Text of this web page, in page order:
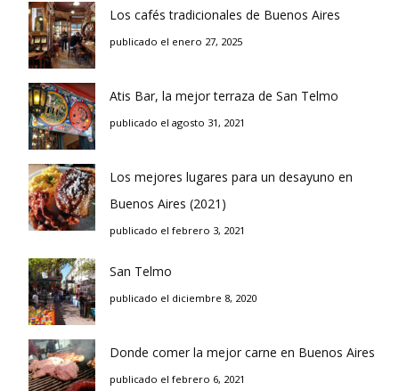
Los cafés tradicionales de Buenos Aires
publicado el enero 27, 2025
Atis Bar, la mejor terraza de San Telmo
publicado el agosto 31, 2021
Los mejores lugares para un desayuno en
Buenos Aires (2021)
publicado el febrero 3, 2021
San Telmo
publicado el diciembre 8, 2020
Donde comer la mejor carne en Buenos Aires
publicado el febrero 6, 2021